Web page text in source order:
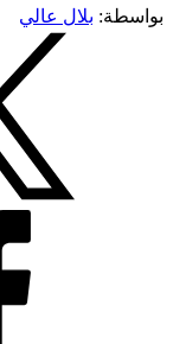
بواسطة: بلال عالي